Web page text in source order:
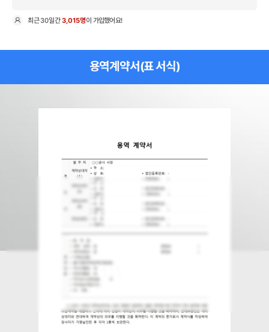
최근30일간3,015명이 가입했어요!
용역계약서(표 서식)